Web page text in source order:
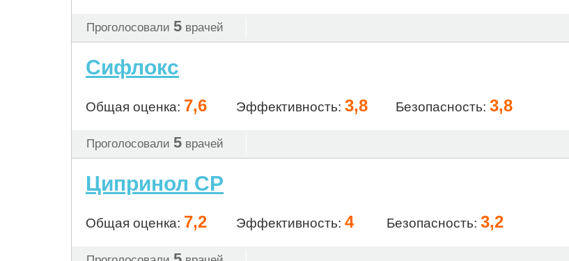
Проголосовали 5 врачей
Сифлокс
Общая оценка: 7,6 Эффективность: 3,8 Безопасность: 3,8
Проголосовали 5 врачей
Ципринол СР
Общая оценка: 7,2 Эффективность: 4 Безопасность: 3,2